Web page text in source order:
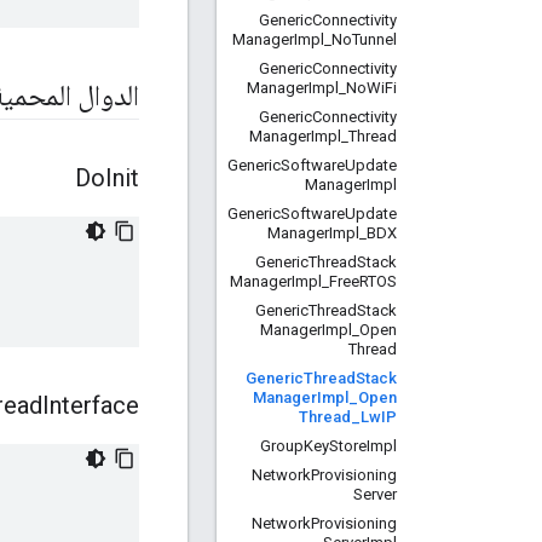
GenericConnectivity
ManagerImpl NoTunnel
GenericConnectivity
ManagerImpl NoWiFi
GenericConnectivity
ManagerImpl _Thread
GenericSoftwareUpdate
ManagerImpl
GenericSoftwareUpdate
ManagerImpl
BDX
GenericThreadStack
ManagerImpl FreeRTOS
GenericThreadStack
ManagerImpl
Open
Thread
GenericThreadStack
ManagerImpl
Open
Thread
LwIP
GroupKeyStoreImpl
NetworkProvisioning
Server
NetworkProvisioning
الدوال
DoInit
Interface